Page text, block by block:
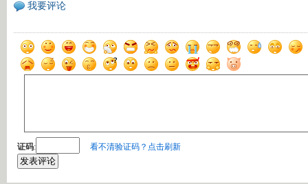
我要评论
证码: 看不清验证码？点击刷新